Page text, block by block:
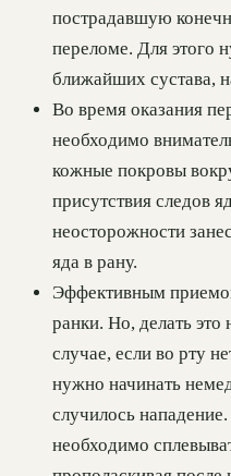
пострадавшую
переломе. Для этого
ближайших сустава,
Во время оказания
необходимо
кожные покровы
присутствия следов
неосторожности
яда в рану.
Эффективным
ранки. Но, делать это
случае, если во рту
нужно начинать
случилось
необходимо